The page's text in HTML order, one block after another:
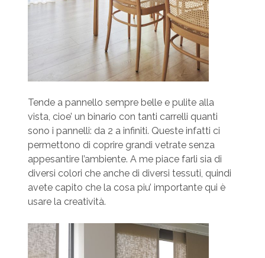
Tende​ a pannello sempre belle e pulite alla
vista, cioe’ un binario con tanti carrelli quanti
sono i pannelli: da 2 a infiniti. Queste infatti ci
permettono di coprire grandi vetrate senza
appesantire l’ambiente. A me piace farli sia di
diversi colori che anche di diversi tessuti, quindi
avete capito che la cosa piu’ importante qui è
usare la creatività.